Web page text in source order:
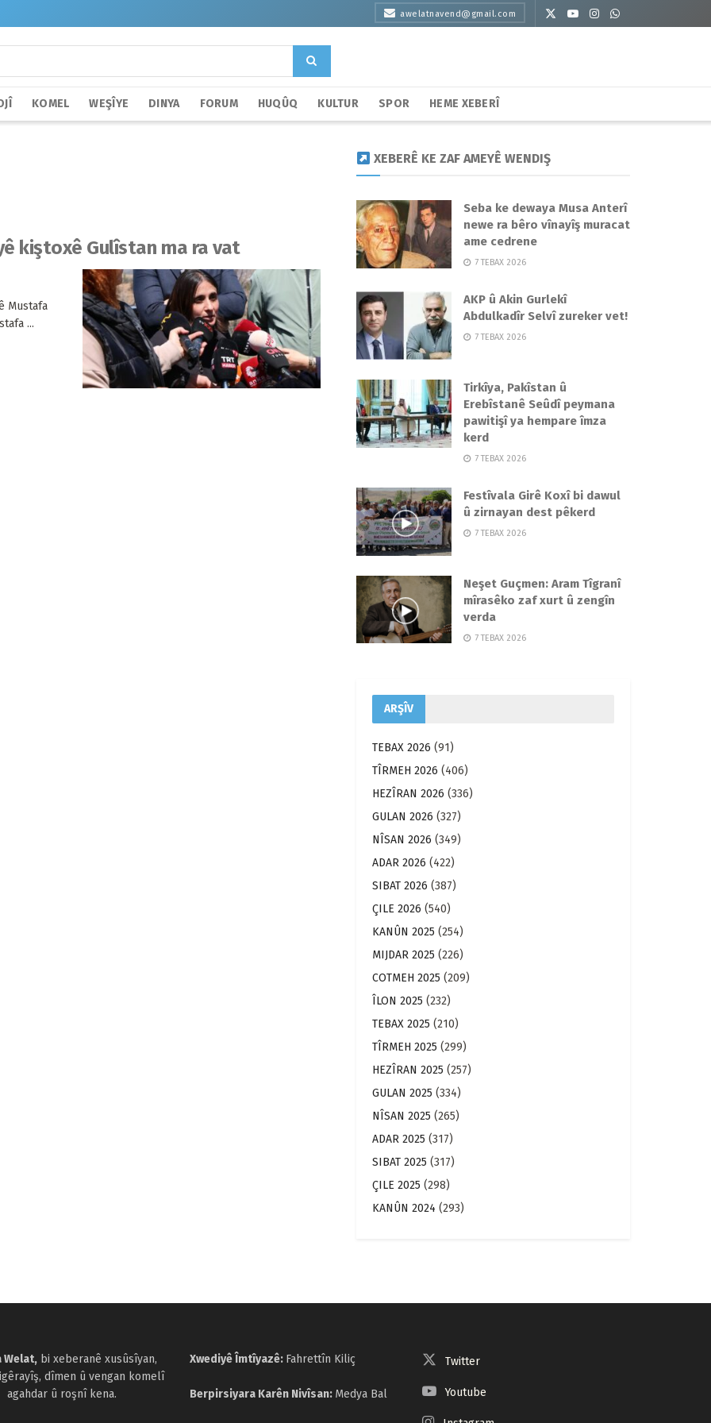
awelatnavend@gmail.com
KOMEL WEŞÎYE DINYA FORUM HUQÛQ KULTUR SPOR HEME XEBERÎ
kiştoxê Gulîstan ma ra vat
Mustafa
...
XEBERÊ KE ZAF AMEYÊ WENDIŞ
Seba ke dewaya Musa Anterî
newe ra bêro vînayîş muracat
ame cedrene
7 TEBAX 2026
AKP û Akin Gurlekî
Abdulkadîr Selvî zureker vet!
7 TEBAX 2026
Tirkîya, Pakîstan û
Erebîstanê Seûdî peymana
pawitişî ya hempare îmza
kerd
7 TEBAX 2026
Festîvala Girê Koxî bi dawul
û zirnayan dest pêkerd
7 TEBAX 2026
Neşet Guçmen: Aram Tîgranî
mîrasêko zaf xurt û zengîn
verda
7 TEBAX 2026
ARŞÎV
TEBAX 2026 (91)
TÎRMEH 2026 (406)
HEZÎRAN 2026 (336)
GULAN 2026 (327)
NÎSAN 2026 (349)
ADAR 2026 (422)
SIBAT 2026 (387)
ÇILE 2026 (540)
KANÛN 2025 (254)
MIJDAR 2025 (226)
COTMEH 2025 (209)
ÎLON 2025 (232)
TEBAX 2025 (210)
TÎRMEH 2025 (299)
HEZÎRAN 2025 (257)
GULAN 2025 (334)
NÎSAN 2025 (265)
ADAR 2025 (317)
SIBAT 2025 (317)
ÇILE 2025 (298)
KANÛN 2024 (293)
Welat,bi xeberanê xusûsîyan,
dîmen û vengan komelî
agahdar û roşnî kena.
Xwediyê Îmtîyazê: Fahrettîn Kiliç
Berpirsiyara Karên Nivîsan: Medya Bal
Twitter
Youtube